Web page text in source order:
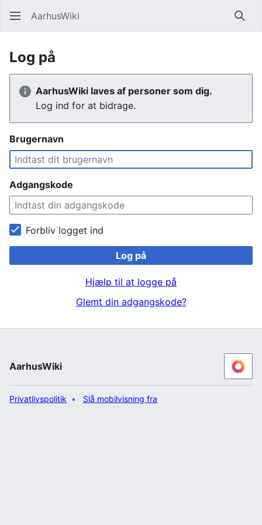
AarhusWiki Søg
Log på
AarhusWiki laves af personer som dig.
Log ind for at bidrage.
Brugernavn
Adgangskode
Forbliv logget ind
Log på
Hjælp til at logge på
Glemt din adgangskode?
AarhusWiki
Privatlivspolitik Slå mobilvisning fra